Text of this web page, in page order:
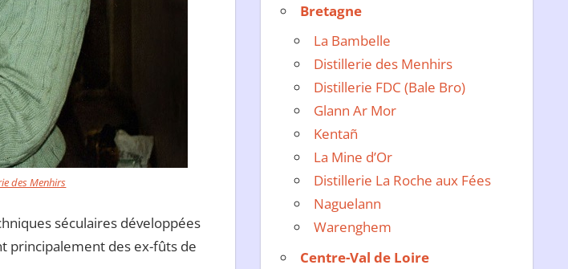
des Menhirs
séculaires développées
principalement des ex-fûts de
Bretagne
La Bambelle
Distillerie des Menhirs
Distillerie FDC (Bale Bro)
Glann Ar Mor
Kentañ
La Mine d’Or
Distillerie La Roche aux Fées
Naguelann
Warenghem
Centre-Val de Loire